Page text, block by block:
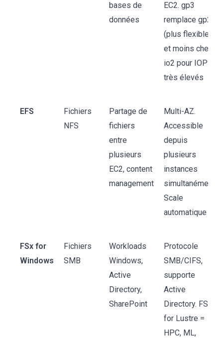
bases de
données
EC2. gp3
remplace gp2
(plus flexible
et moins cher).
io2 pour IOPS
très élevés
EFS
Fichiers
NFS
Partage de
fichiers
entre
plusieurs
EC2, content
management
Multi-AZ.
Accessible
depuis
plusieurs
instances
simultanément.
Scale
automatique
FSx for
Windows
Fichiers
SMB
Workloads
Windows,
Active
Directory,
SharePoint
Protocole
SMB/CIFS,
supporte
Active
Directory. FSx
for Lustre =
HPC, ML,